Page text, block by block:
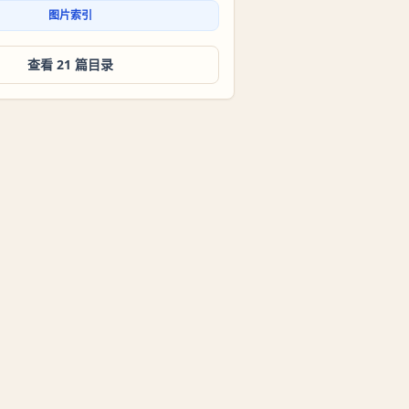
图片索引
查看 21 篇目录